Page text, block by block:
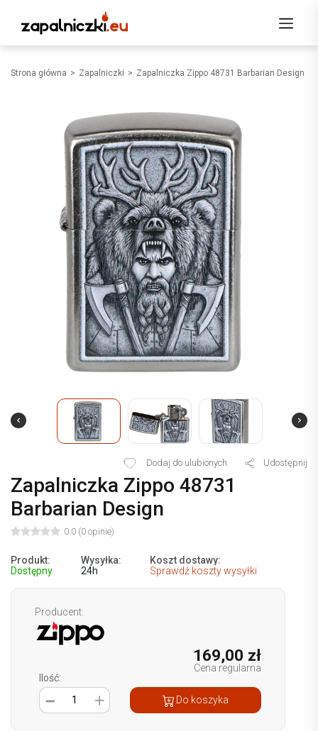
Strona główna Zapalniczki Zapalniczka Zippo 48731 Barbarian Design
Dodaj do ulubionych Udostępnij
Zapalniczka Zippo 48731
Barbarian Design
0.0 (0 opinie)
Produkt:
Dostępny
Wysyłka:
24h
Koszt dostawy:
Sprawdź koszty wysyłki
Producent:
169,00 zł
Cena regularna
Ilość:
1
Do koszyka